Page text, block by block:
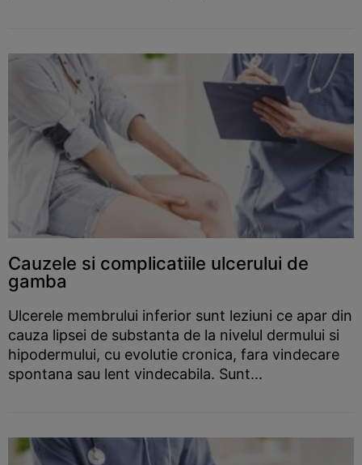
Cauzele si complicatiile ulcerului de
gamba
Ulcerele membrului inferior sunt leziuni ce apar din
cauza lipsei de substanta de la nivelul dermului si
hipodermului, cu evolutie cronica, fara vindecare
spontana sau lent vindecabila. Sunt...